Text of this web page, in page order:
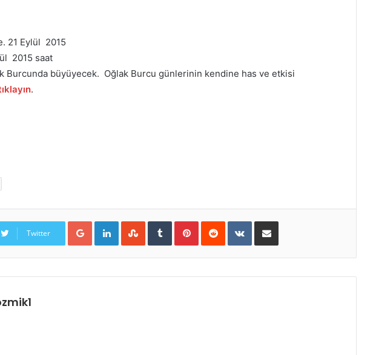
21 Eylül 2015
2015 saat
Burcunda büyüyecek. Oğlak Burcu günlerinin kendine has ve etkisi
.
Twitter
Google+LinkedInStumbleUpon
TumblrPinterestReddit VKontakteE-Posta ile paylaş